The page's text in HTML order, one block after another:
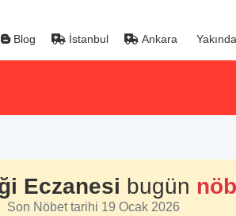
Blog İstanbul Ankara
Eczanesi bugün
Son Nöbet tarihi 19 Ocak 2026